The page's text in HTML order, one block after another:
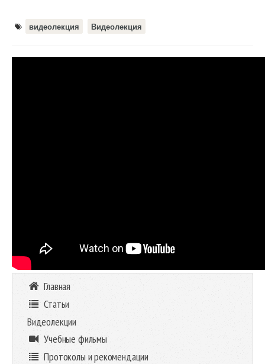
видеолекция Видеолекция
Главная
Статьи
Видеолекции
Учебные фильмы
Протоколы и рекомендации